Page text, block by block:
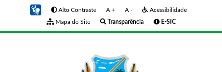
Alto Contraste A + A -
Acessibilidade
Mapa do Site
Transparência E-SIC